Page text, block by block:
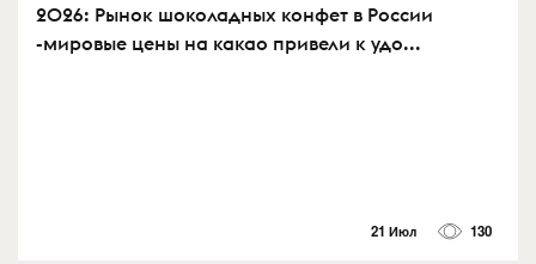
2026: Рынок шоколадных конфет в России
-мировые цены на какао привели к удо...
21 Июл 130